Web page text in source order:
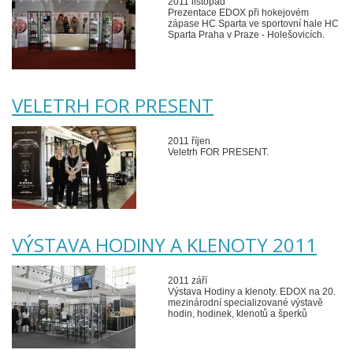
Prezentace EDOX při hokejovém
zápase HC Sparta ve sportovní hale HC
Sparta Praha v Praze - Holešovicích.
VELETRH FOR PRESENT
2011 říjen
Veletrh FOR PRESENT.
VÝSTAVA HODINY A KLENOTY 2011
2011 září
Výstava Hodiny a klenoty. EDOX na 20.
mezinárodní specializované výstavě
hodin, hodinek, klenotů a šperků